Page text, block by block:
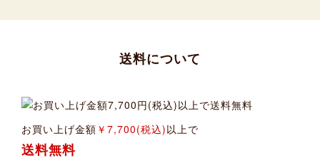
送料について
お買い上げ金額 ￥7,700(税込)以上で
送料無料